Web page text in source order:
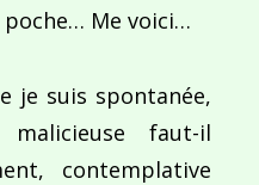
poche… Me voici…
je suis spontanée,
malicieuse faut-il
contemplative